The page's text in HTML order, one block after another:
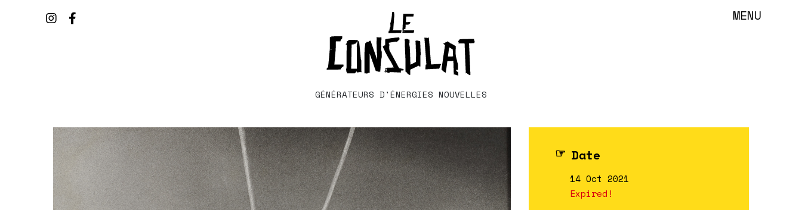
MENU
GÉNÉRATEURS D'ÉNERGIES NOUVELLES
Date
14 Oct 2021
Expired!